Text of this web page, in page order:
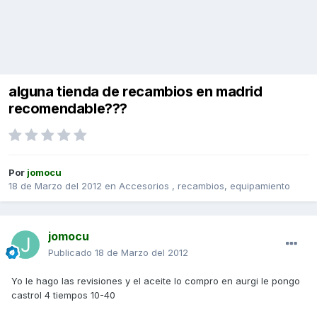
alguna tienda de recambios en madrid
recomendable???
Por jomocu
18 de Marzo del 2012 en Accesorios , recambios, equipamiento
jomocu
Publicado 18 de Marzo del 2012
Yo le hago las revisiones y el aceite lo compro en aurgi le pongo
castrol 4 tiempos 10-40